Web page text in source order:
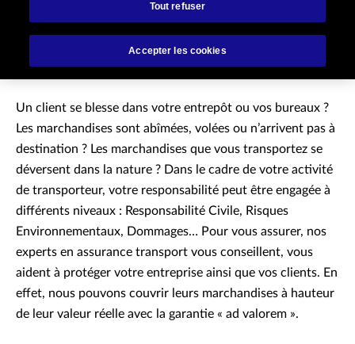
Responsabilité civile du
transporteur
Un client se blesse dans votre entrepôt ou vos bureaux ?
Les marchandises sont abîmées, volées ou n’arrivent pas à
destination ? Les marchandises que vous transportez se
déversent dans la nature ? Dans le cadre de votre activité
de transporteur, votre responsabilité peut être engagée à
différents niveaux : Responsabilité Civile, Risques
Environnementaux, Dommages… Pour vous assurer, nos
experts en assurance transport vous conseillent, vous
aident à protéger votre entreprise ainsi que vos clients. En
effet, nous pouvons couvrir leurs marchandises à hauteur
de leur valeur réelle avec la garantie « ad valorem ».
Tout refuser
Accepter les cookies